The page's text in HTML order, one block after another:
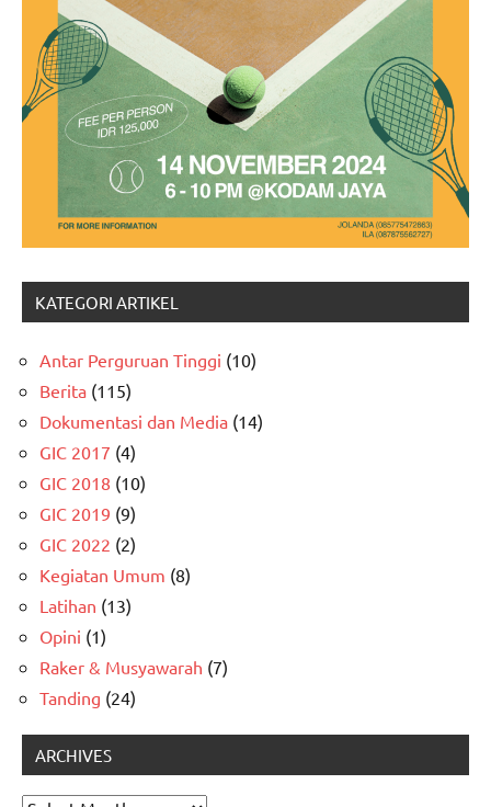
KATEGORI ARTIKEL
Antar Perguruan Tinggi (10)
Berita (115)
Dokumentasi dan Media (14)
GIC 2017 (4)
GIC 2018 (10)
GIC 2019 (9)
GIC 2022 (2)
Kegiatan Umum (8)
Latihan (13)
Opini (1)
Raker & Musyawarah (7)
Tanding (24)
ARCHIVES